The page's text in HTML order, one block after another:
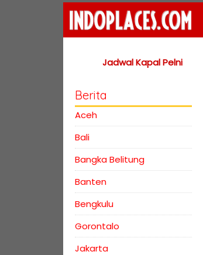
Home
Jadwal Kapal Pelni
Berita
Aceh
Bali
Bangka Belitung
Banten
Bengkulu
Gorontalo
Jakarta